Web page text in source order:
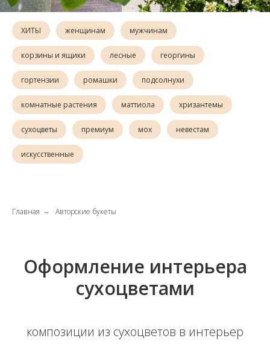
ХИТЫ женщинам мужчинам
корзины и ящики лесные георгины
гортензии ромашки подсолнухи
комнатные растения маттиола хризантемы
сухоцветы премиум мох невестам
искусственные
Главная → Авторские букеты
Оформление интерьера
сухоцветами
композиции из сухоцветов в интерьер